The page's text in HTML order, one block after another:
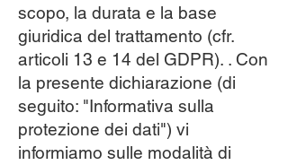
scopo, la durata e la base
giuridica del trattamento (cfr.
articoli 13 e 14 del GDPR). . Con
la presente dichiarazione (di
seguito: "Informativa sulla
protezione dei dati") vi
informiamo sulle modalità di